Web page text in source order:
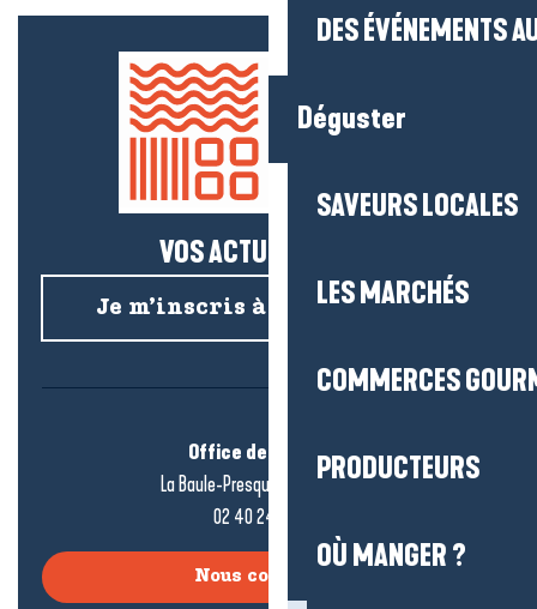
DES ÉVÉNEMENTS
Déguster
SAVEURS LOCALES
LES MARCHÉS
COMMERCES
PRODUCTEURS
OÙ MANGER ?
VOS ACTUS SALÉES !
Je m’inscris à la newsletter
Office de tourisme
La Baule-Presqu’île de Guérande
02 40 24 34 44
Nous contacter